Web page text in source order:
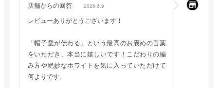
次回、購入の際は自己判断せずにSサイズの有無の確認や相談
をしたいと思います。
店舗からの回答 2026.6.9
レビューありがとうございます！
「帽子愛が伝わる」という最高のお褒めの言葉
をいただき、本当に嬉しいです！こだわりの編
み方や絶妙なホワイトを気に入っていただけて
何よりです。